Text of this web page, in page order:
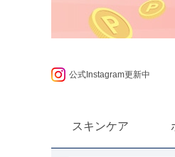
プレゼント 公式Instagram更新中
スキンケア